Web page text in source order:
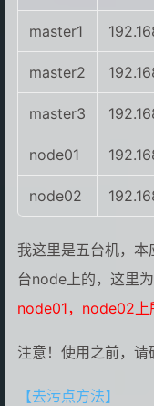
master1
master2
master3
node01
node02
我这里是五台机，
台node上的，这里为
node01，node02上
注意！使用之前，
【去污点方法】